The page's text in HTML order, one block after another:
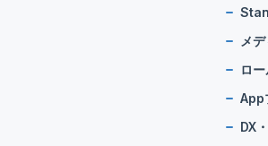
メ
ロ
App
DX